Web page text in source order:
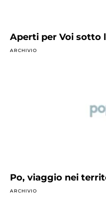
Aperti per Voi sotto
ARCHIVIO
Po, viaggio nei
ARCHIVIO